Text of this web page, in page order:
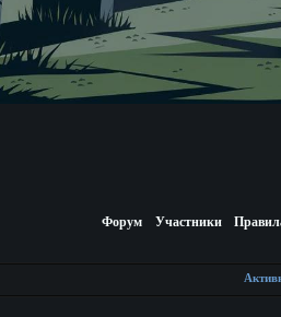
Форум Участники